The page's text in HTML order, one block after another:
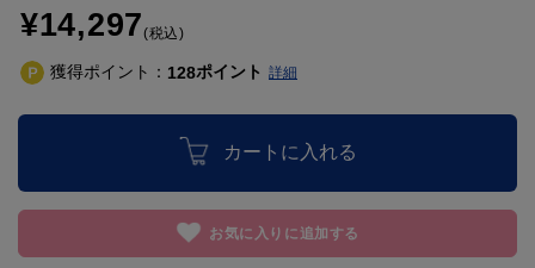
¥14,297(税込)
獲得ポイント： 128ポイント 詳細
カートに入れる
お気に入りに追加する